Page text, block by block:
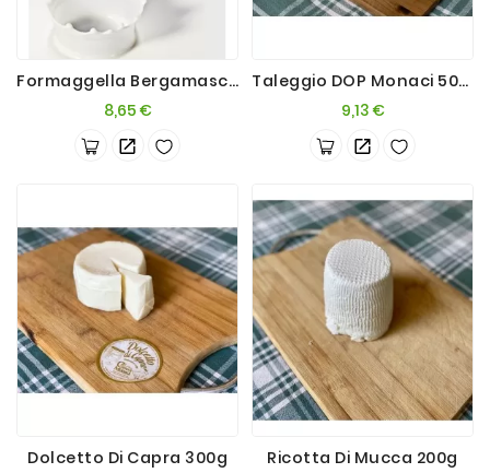
Formaggella Bergamasca Morbida 500g
8,65 €Prezzo
Taleggio DOP Monaci 500g
9,13 €Prezzo
Dolcetto Di Capra 300g
Ricotta Di Mucca 200g